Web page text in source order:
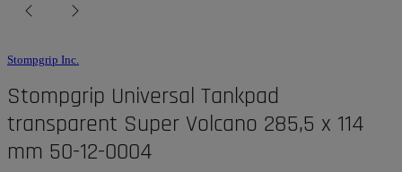
Stompgrip Inc.
Stompgrip Universal Tankpad
transparent Super Volcano 285,5 x 114
mm 50-12-0004